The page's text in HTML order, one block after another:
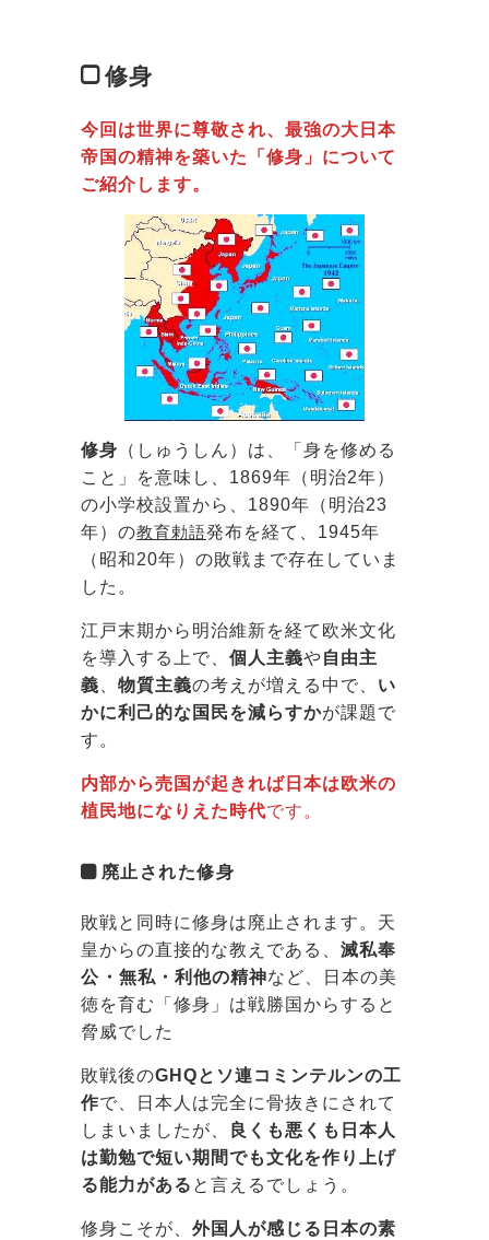
修身
今回は世界に尊敬され、最強の大日本
帝国の精神を築いた「修身」について
ご紹介します。
修身 （しゅうしん）は、「身を修める
こと」を意味し、1869年（明治2年）
の小学校設置から、1890年（明治23
年）の教育勅語発布を経て、1945年
（昭和20年）の敗戦まで存在していま
した。
江戸末期から明治維新を経て欧米文化
を導入する上で、 個人主義や自由主
義
物質主義の考えが増える中で、 い
かに利己的な国民を減らすかが課題で
す。
内部から売国が起きれば日本は欧米の
植民地になりえた時代です。
廃止された修身
敗戦と同時に修身は廃止されます。天
皇からの直接的な教えである、 滅私奉
公・無私・利他の精神など、日本の美
徳を育む「修身」は戦勝国からすると
脅威でした
敗戦後のGHQとソ連コミンテルンの工
作で、日本人は完全に骨抜きにされて
しまいましたが、
良くも悪くも日本人
は勤勉で短い期間でも文化を作り上げ
る能力がある と言えるでしょう。
修身こそが、 外国人が感じる日本の素